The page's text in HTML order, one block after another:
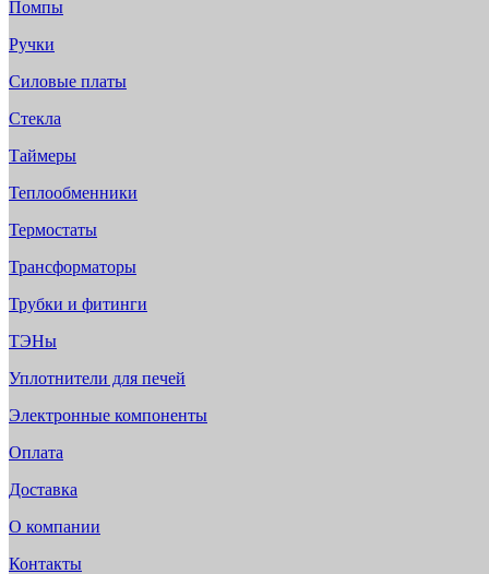
Помпы
Ручки
Силовые платы
Стекла
Таймеры
Теплообменники
Термостаты
Трансформаторы
Трубки и фитинги
ТЭНы
Уплотнители для печей
Электронные компоненты
Оплата
Доставка
О компании
Контакты